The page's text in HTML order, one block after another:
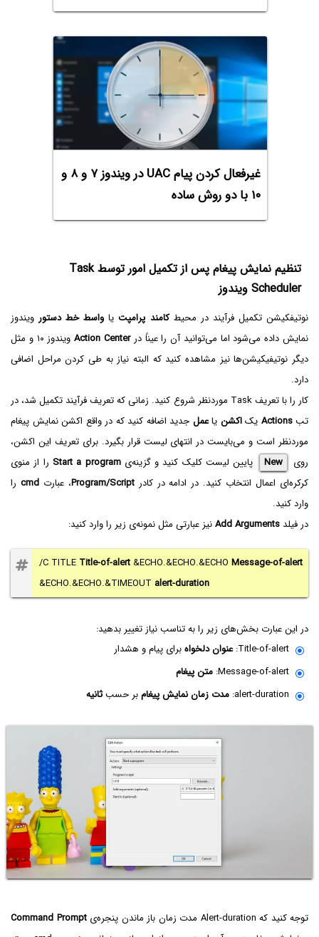
غیرفعال کردن پیام UAC در ویندوز ۷ و ۸ و
۱۰ با دو روش ساده
تنظیم نمایش پیغام پس از تکمیل امور توسط Task
Scheduler ویندوز
نوتیفکیشن تکمیل فرآیند در محیطکامند پرامپتیا واسط خط دستور ویندوز
نمایش داده می‌شود اما می‌توانید آن را عیناً درAction Center
ویندوز ۱۰ و مثل
دیگر نوتیفیکیشن‌ها نیز مشاهده کنید که البته نیاز به طی کردن مراحل اضافی
دارد.
کار را با تعریف Task موردنظر شروع کنید. زمانی که تعریف فرآیند تکمیل شد، در
تبActions یکاکشن یاعمل جدید اضافه کنید که در واقع اکشن نمایش پیغام
موردنظر است و می‌بایست در انتهای لیست قرار بگیرد. برای تعریف این اکشن،
روی
New پایین لیست کلیک کنید و گزینه‌یStart a program را از منوی
کرکره‌ای اعمال انتخاب کنید. در ادامه در کادرProgram/Script، عبارتcmd را
وارد کنید.
در فیلد Add Argumentsنیز عبارتی مثل نمونه‌ی زیر را وارد کنید:
/C TITLE Title-of-alert&ECHO.&ECHO.&ECHO Message-of-alert
&ECHO.&ECHO.&TIMEOUT alert-duration
در این عبارت بخش‌های زیر را به تناسب نیاز تغییر بدهید:
Title-of-alert: عنوان دلخواهبرای پیام و هشدار
Message-of-alert: متن پیغام
alert-duration: مدت زمان نمایش پیغامبر حسبثانیه
توجه کنید که Alert-duration مدت زمان باز ماندن پنجره‌ی
Command Prompt